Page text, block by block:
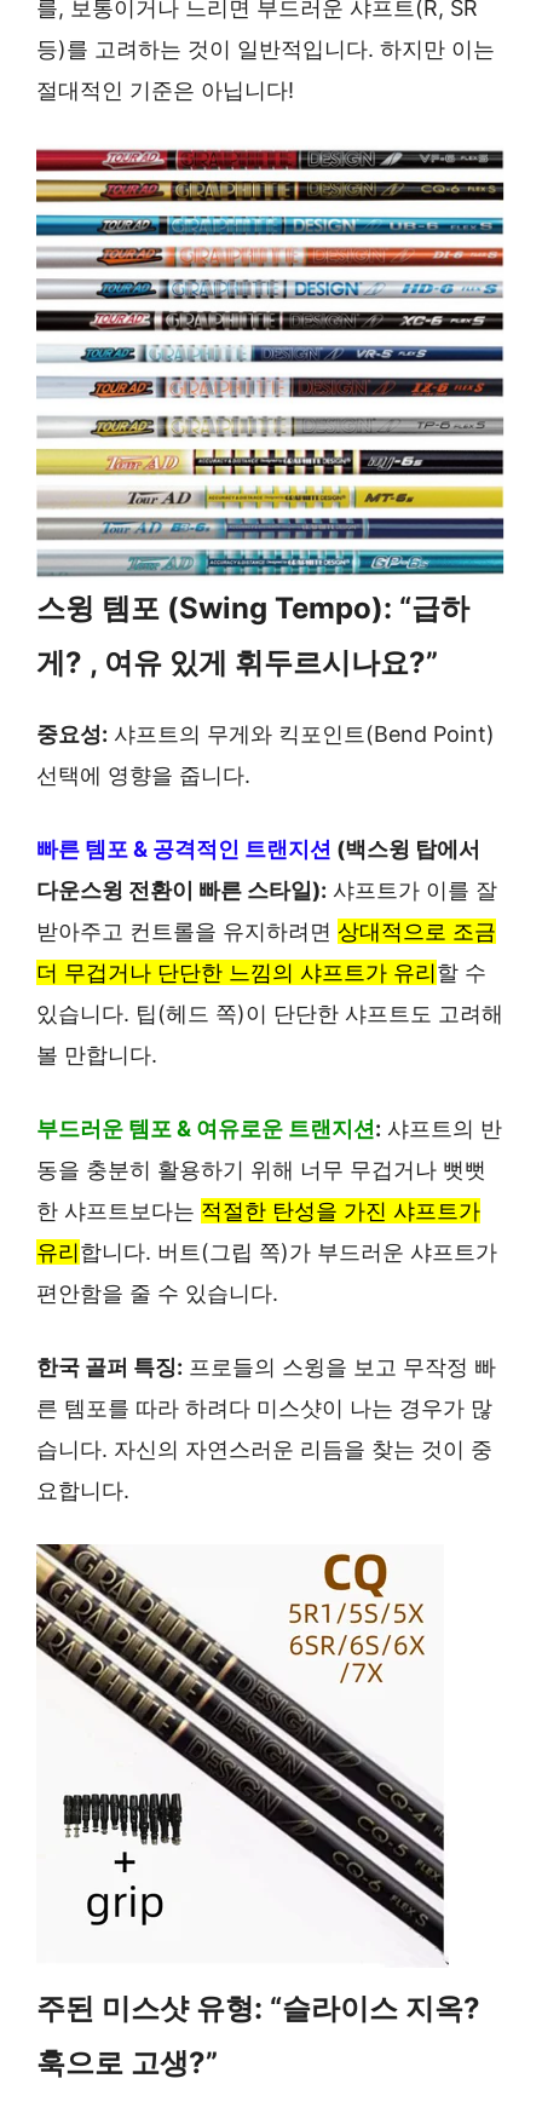
를, 보통이거나 느리면 부드러운 샤프트(R, SR
등)를 고려하는 것이 일반적입니다. 하지만 이는
절대적인 기준은 아닙니다!
스윙 템포 (Swing Tempo): “급하
게? , 여유 있게 휘두르시나요?”
중요성: 샤프트의 무게와 킥포인트(Bend Point)
선택에 영향을 줍니다.
빠른 템포 & 공격적인 트랜지션 (백스윙 탑에서
다운스윙 전환이 빠른 스타일): 샤프트가 이를 잘
받아주고 컨트롤을 유지하려면 상대적으로 조금
더 무겁거나 단단한 느낌의 샤프트가 유리할 수
있습니다. 팁(헤드 쪽)이 단단한 샤프트도 고려해
볼 만합니다.
부드러운 템포 & 여유로운 트랜지션: 샤프트의 반
동을 충분히 활용하기 위해 너무 무겁거나 뻣뻣
한 샤프트보다는 적절한 탄성을 가진 샤프트가
유리합니다. 버트(그립 쪽)가 부드러운 샤프트가
편안함을 줄 수 있습니다.
한국 골퍼 특징: 프로들의 스윙을 보고 무작정 빠
른 템포를 따라 하려다 미스샷이 나는 경우가 많
습니다. 자신의 자연스러운 리듬을 찾는 것이 중
요합니다.
주된 미스샷 유형: “슬라이스 지옥?
훅으로 고생?”